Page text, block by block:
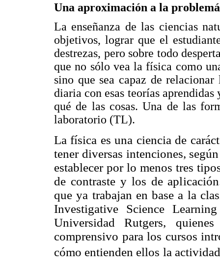
Una aproximación a la
La enseñanza de las ciencias
objetivos, lograr que el
destrezas, pero sobre todo
que no sólo vea la física como
sino que sea capaz de
diaria con esas teorías
qué de las cosas. Una de las
laboratorio (TL).
La física es una ciencia de
tener diversas intenciones,
establecer por lo menos tres
de contraste y los de
que ya trabajan en base a la
Investigative Science
Universidad Rutgers,
comprensivo para los cursos
cómo entienden ellos la